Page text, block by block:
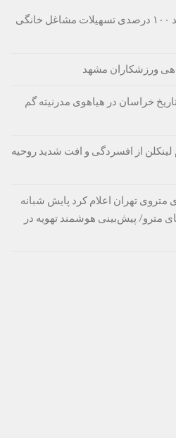
فرماندار تربت‌حیدریه از رشد ۱۰۰ درصدی تسهیلات مشاغل خانگی
ورزشکاران مشهد
خراسان در هیاهوی مدرنیته گم
لینکلن از افسردگی و افت شدید روحیه
تهران اعلام کرد پایش شبانه
مترو/ پیش‌بینی هوشمند تهویه در